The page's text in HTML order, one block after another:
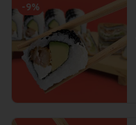
-9%